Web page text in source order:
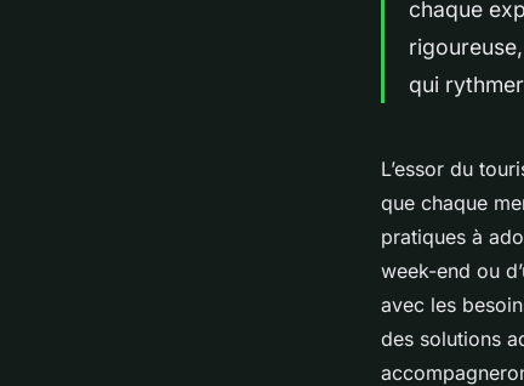
chaque
qui
L’essor du
que chaque
pratiques à
week-end ou
avec les
des solutions